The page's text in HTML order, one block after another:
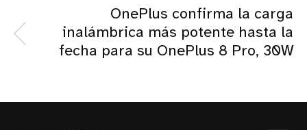
OnePlus confirma la carga
inalámbrica más potente hasta la
fecha para su OnePlus 8 Pro, 30W